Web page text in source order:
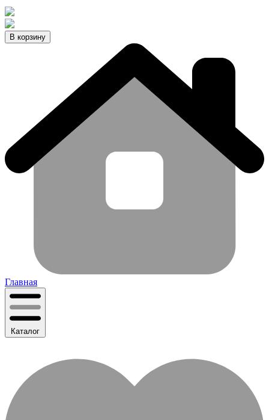
В корзину
Главная
Каталог